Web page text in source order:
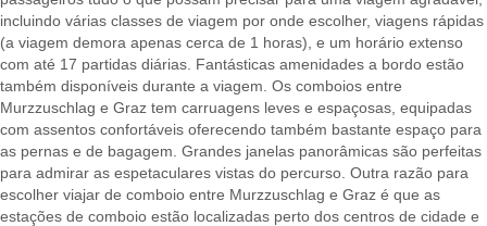
incluindo várias classes de viagem por onde escolher, viagens rápidas
(a viagem demora apenas cerca de 1 horas), e um horário extenso
com até 17 partidas diárias. Fantásticas amenidades a bordo estão
também disponíveis durante a viagem. Os comboios entre
Murzzuschlag e Graz tem carruagens leves e espaçosas, equipadas
com assentos confortáveis oferecendo também bastante espaço para
as pernas e de bagagem. Grandes janelas panorâmicas são perfeitas
para admirar as espetaculares vistas do percurso. Outra razão para
escolher viajar de comboio entre Murzzuschlag e Graz é que as
estações de comboio estão localizadas perto dos centros de cidade e